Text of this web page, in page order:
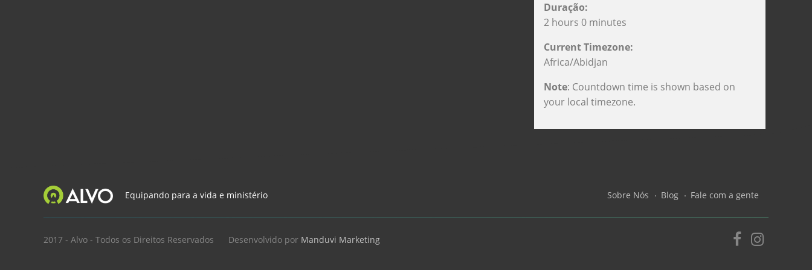
Duração:
2 hours 0 minutes
Current Timezone:
Africa/Abidjan
Note: Countdown time is shown based on
your local timezone.
Equipando para a vida e ministério Sobre Nós Blog Fale com a gente
2017 - Alvo - Todos os Direitos Reservados Desenvolvido por Manduvi Marketing